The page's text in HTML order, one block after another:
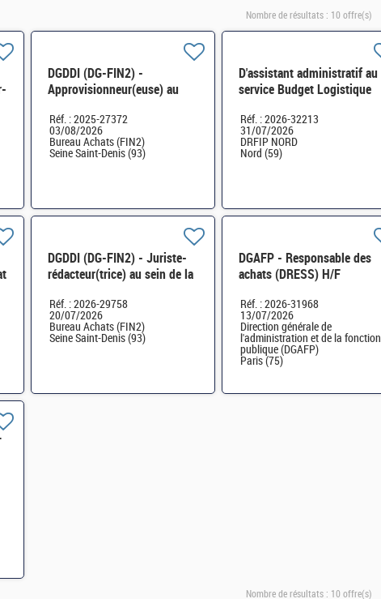
Nombre de résultats : 10 offre(s)
DGDDI (DG-FIN2) -
Approvisionneur(euse) au
H/F
Réf. : 2025-27372
03/08/2026
Bureau Achats (FIN2)
Seine Saint-Denis (93)
D'assistant administratif au
service Budget Logistique
Réf. : 2026-32213
31/07/2026
DRFIP NORD
Nord (59)
DGDDI (DG-FIN2) - Juriste-
rédacteur(trice) au sein de la
bureau Achats H/F
Réf. : 2026-29758
20/07/2026
Bureau Achats (FIN2)
Seine Saint-Denis (93)
DGAFP - Responsable des
achats (DRESS) H/F
Réf. : 2026-31968
13/07/2026
Direction générale de
l'administration et de la fonction
publique (DGAFP)
Paris (75)
Nombre de résultats : 10 offre(s)